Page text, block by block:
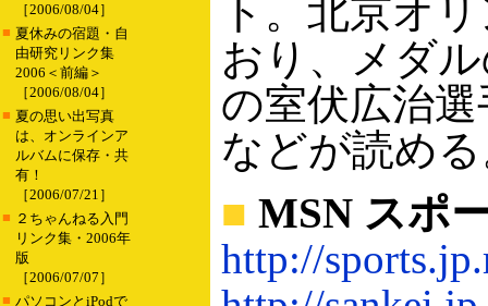
［2006/08/04］
■ 夏休みの宿題・自
由研究リンク集
2006＜前編＞
［2006/08/04］
■ 夏の思い出写真
は、オンラインア
ルバムに保存・共
有！
［2006/07/21］
■ ２ちゃんねる入門
リンク集・2006年
版
［2006/07/07］
■ パソコンとiPodで
ト。北京オ
おり、メダ
の室伏広治
などが読め
■ MSN スポ
http://